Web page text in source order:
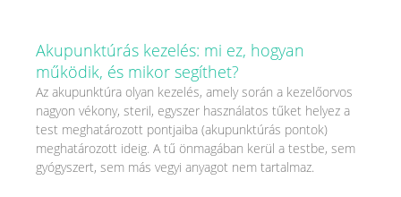
Akupunktúrás kezelés: mi ez, hogyan
működik, és mikor segíthet?
Az akupunktúra olyan kezelés, amely során a kezelőorvos
nagyon vékony, steril, egyszer használatos tűket helyez a
test meghatározott pontjaiba (akupunktúrás pontok)
meghatározott ideig. A tű önmagában kerül a testbe, sem
gyógyszert, sem más vegyi anyagot nem tartalmaz.